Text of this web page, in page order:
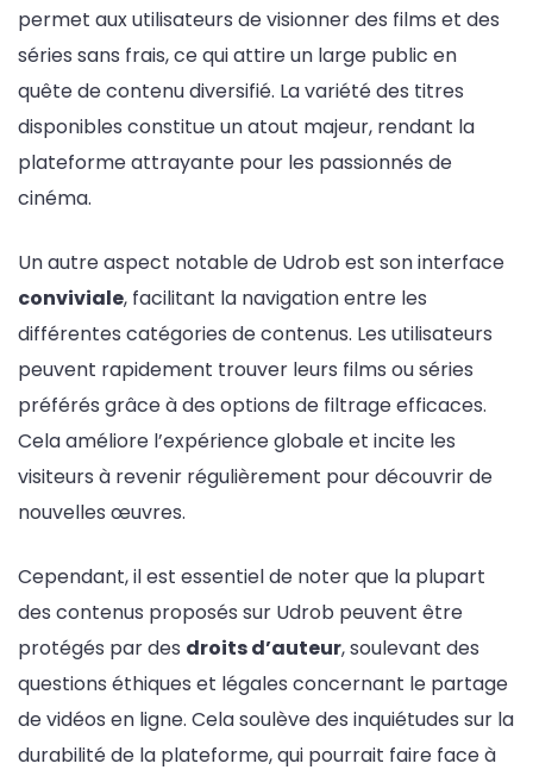
permet aux utilisateurs de visionner des films et des
séries sans frais, ce qui attire un large public en
quête de contenu diversifié. La variété des titres
disponibles constitue un atout majeur, rendant la
plateforme attrayante pour les passionnés de
cinéma.
Un autre aspect notable de Udrob est son interface
conviviale, facilitant la navigation entre les
différentes catégories de contenus. Les utilisateurs
peuvent rapidement trouver leurs films ou séries
préférés grâce à des options de filtrage efficaces.
Cela améliore l’expérience globale et incite les
visiteurs à revenir régulièrement pour découvrir de
nouvelles œuvres.
Cependant, il est essentiel de noter que la plupart
des contenus proposés sur Udrob peuvent être
protégés par des droits d’auteur, soulevant des
questions éthiques et légales concernant le partage
de vidéos en ligne. Cela soulève des inquiétudes sur la
durabilité de la plateforme, qui pourrait faire face à